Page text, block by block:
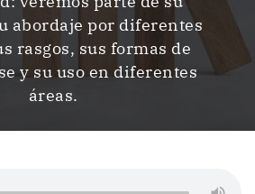
abordaje por diferentes
rasgos, sus formas de
y su uso en diferentes
áreas.